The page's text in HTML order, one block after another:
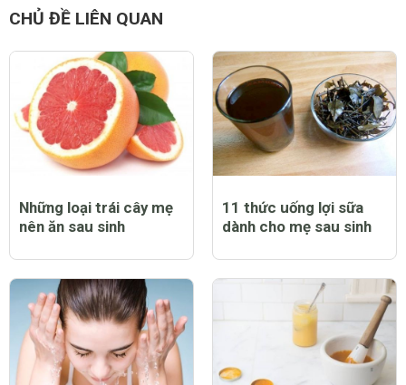
CHỦ ĐỀ LIÊN QUAN
Những loại trái cây mẹ
nên ăn sau sinh
11 thức uống lợi sữa
dành cho mẹ sau sinh